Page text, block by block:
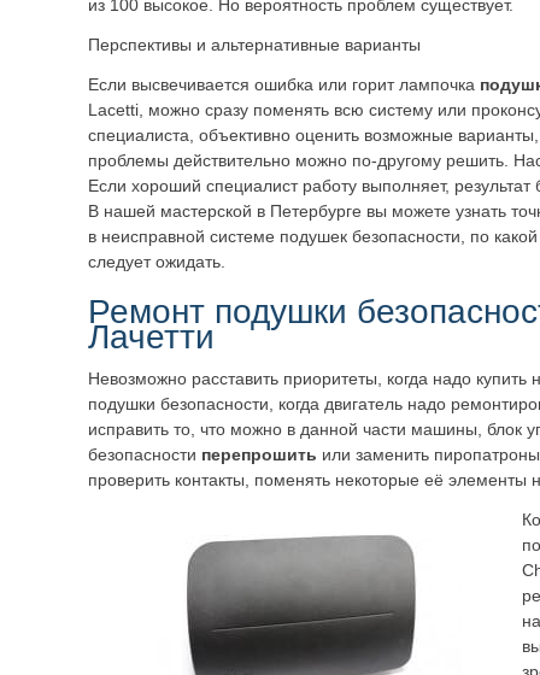
из 100 высокое. Но вероятность проблем существует.
Перспективы и альтернативные варианты
Если высвечивается ошибка или горит лампочка
Lacetti, можно сразу поменять всю систему или
специалиста, объективно оценить возможные
проблемы действительно можно по-другому решить.
Если хороший специалист работу выполняет,
В нашей мастерской в Петербурге вы можете узнать
в неисправной системе подушек безопасности, по какой
следует ожидать.
Ремонт подушки
Лачетти
Невозможно расставить приоритеты, когда надо купить
подушки безопасности, когда двигатель надо
исправить то, что можно в данной части машины, блок
безопасности перепрошить или заменить
проверить контакты, поменять некоторые её элементы